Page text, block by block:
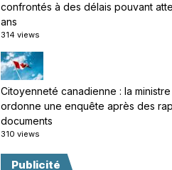
confrontés à des délais pouvant
ans
314 views
Citoyenneté canadienne : la ministre
ordonne une enquête après des
documents
310 views
Publicité